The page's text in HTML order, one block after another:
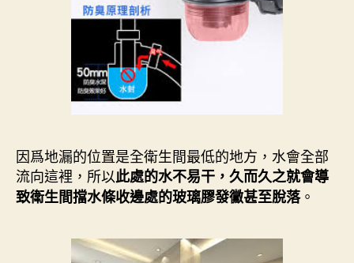
因爲地漏的位置是全衛生間最低的地方，水會全部
流向這裡，所以此處的水不易干，久而久之就會導
致衛生間擋水條收邊處的玻璃膠發黴甚至脫落。